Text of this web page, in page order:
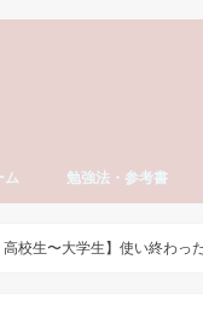
ム 勉強法・参考書
高校生〜大学生】使い終わっ